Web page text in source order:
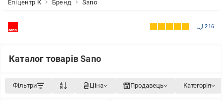
Епіцентр К Бренд Sano
216
Каталог товарів Sano
Фільтри Ціна Продавець Категорія